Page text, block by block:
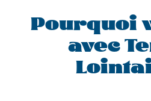
Pourquoi
avec